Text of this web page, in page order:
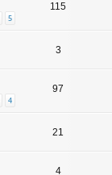
5
115
3
4
97
21
4